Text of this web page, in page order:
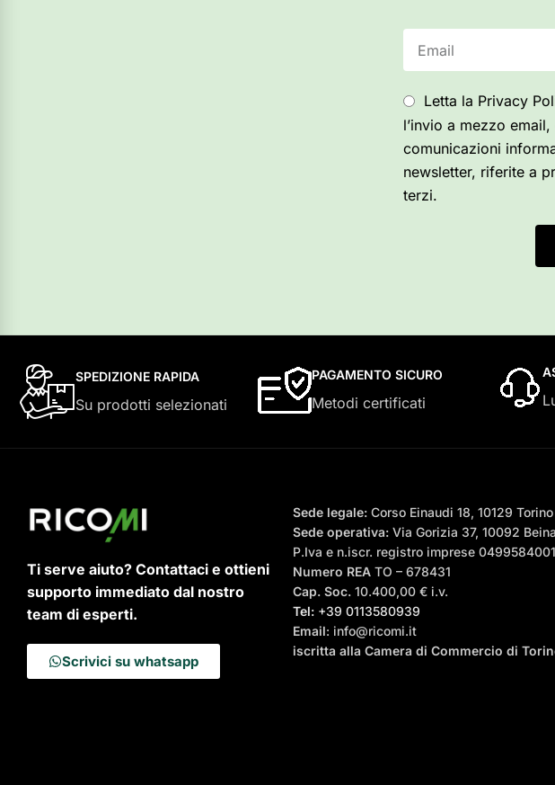
Letta la Privacy
l’invio a mezzo
comunicazioni
newsletter, riferite a
terzi.
SPEDIZIONE RAPIDA
Su prodotti selezionati
PAGAMENTO SICURO
Metodi certificati
Ti serve aiuto? Contattaci e ottieni
supporto immediato dal nostro
team di esperti.
Scrivici su whatsapp
Sede legale: Corso Einaudi 18, 10129
Sede operativa: Via Gorizia 37, 10092
P.Iva e n.iscr. registro imprese
Numero REATO – 678431
Cap. Soc. 10.400,00 € i.v.
Tel: +39 0113580939
Email: info@ricomi.it
iscritta alla Camera di Commercio di